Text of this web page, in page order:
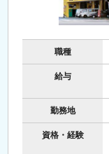
職種
給与
勤務地
資格・経験